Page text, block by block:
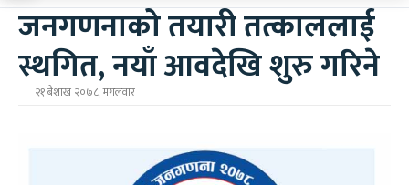
जनगणनाको तयारी तत्काललाई
स्थगित, नयाँ आवदेखि शुरु गरिने
२१ बैशाख २०७८, मंगलवार